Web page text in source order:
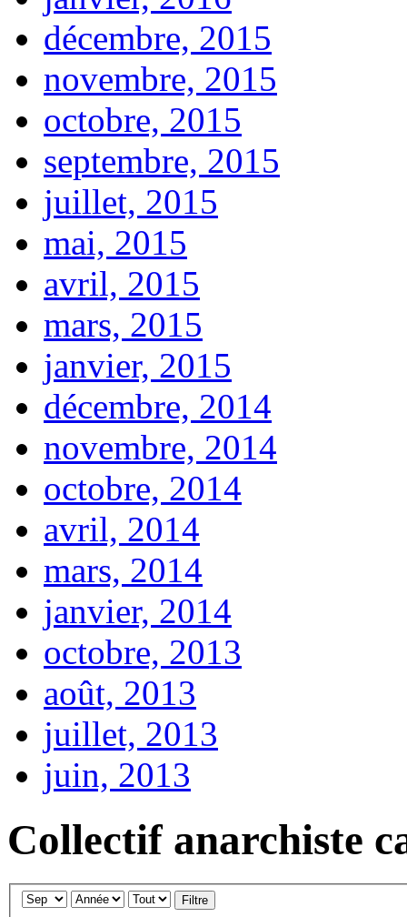
décembre, 2015
novembre, 2015
octobre, 2015
septembre, 2015
juillet, 2015
mai, 2015
avril, 2015
mars, 2015
janvier, 2015
décembre, 2014
novembre, 2014
octobre, 2014
avril, 2014
mars, 2014
janvier, 2014
octobre, 2013
août, 2013
juillet, 2013
juin, 2013
Collectif anarchiste
Filtre